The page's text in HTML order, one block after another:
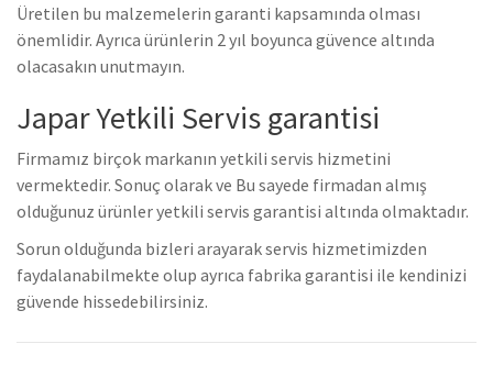
Üretilen bu malzemelerin garanti kapsamında olması
önemlidir. Ayrıca ürünlerin 2 yıl boyunca güvence altında
olacasakın unutmayın.
Japar Yetkili Servis garantisi
Firmamız birçok markanın yetkili servis hizmetini
vermektedir. Sonuç olarak ve Bu sayede firmadan almış
olduğunuz ürünler yetkili servis garantisi altında olmaktadır.
Sorun olduğunda bizleri arayarak servis hizmetimizden
faydalanabilmekte olup ayrıca fabrika garantisi ile kendinizi
güvende hissedebilirsiniz.